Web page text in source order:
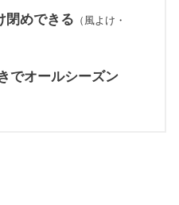
閉めできる （風よけ・
でオールシーズン